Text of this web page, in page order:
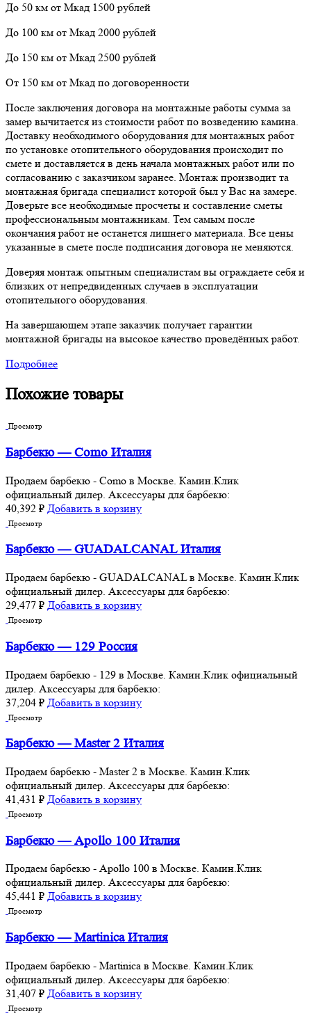
До 50 км от Мкад 1500 рублей
До 100 км от Мкад 2000 рублей
До 150 км от Мкад 2500 рублей
От 150 км от Мкад по договоренности
После заключения договора на монтажные работы сумма за
замер вычитается из стоимости работ по возведению камина.
Доставку необходимого оборудования для монтажных работ
по установке отопительного оборудования происходит по
смете и доставляется в день начала монтажных работ или по
согласованию с заказчиком заранее. Монтаж производит та
монтажная бригада специалист которой был у Вас на замере.
Доверьте все необходимые просчеты и составление сметы
профессиональным монтажникам. Тем самым после
окончания работ не останется лишнего материала. Все цены
указанные в смете после подписания договора не меняются.
Доверяя монтаж опытным специалистам вы ограждаете себя и
близких от непредвиденных случаев в эксплуатации
отопительного оборудования.
На завершающем этапе заказчик получает гарантии
монтажной бригады на высокое качество проведённых работ.
Подробнее
Похожие товары
Просмотр
Барбекю — Como Италия
Продаем барбекю - Como в Москве. Камин.Клик
официальный дилер. Аксессуары для барбекю:
40,392 ₽ Добавить в корзину
Просмотр
Барбекю — GUADALCANAL Италия
Продаем барбекю - GUADALCANAL в Москве. Камин.Клик
официальный дилер. Аксессуары для барбекю:
29,477 ₽ Добавить в корзину
Просмотр
Барбекю — 129 Россия
Продаем барбекю - 129 в Москве. Камин.Клик официальный
дилер. Аксессуары для барбекю:
37,204 ₽ Добавить в корзину
Просмотр
Барбекю — Master 2 Италия
Продаем барбекю - Master 2 в Москве. Камин.Клик
официальный дилер. Аксессуары для барбекю:
41,431 ₽ Добавить в корзину
Просмотр
Барбекю — Apollo 100 Италия
Продаем барбекю - Apollo 100 в Москве. Камин.Клик
официальный дилер. Аксессуары для барбекю:
45,441 ₽ Добавить в корзину
Просмотр
Барбекю — Martinica Италия
Продаем барбекю - Martinica в Москве. Камин.Клик
официальный дилер. Аксессуары для барбекю:
31,407 ₽ Добавить в корзину
Просмотр